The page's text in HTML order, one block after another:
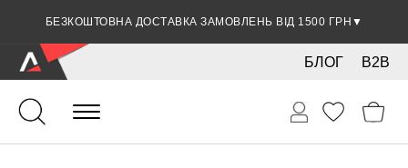
БЕЗКОШТОВНА ДОСТАВКА ЗАМОВЛЕНЬ ВІД 1500 ГРН ▼
ЗНИЖКА 5% ПРИ ОПЛАТІ БАНКІВСЬКОЮ КАРТКОЮ ▼
B2B
БЛОГ